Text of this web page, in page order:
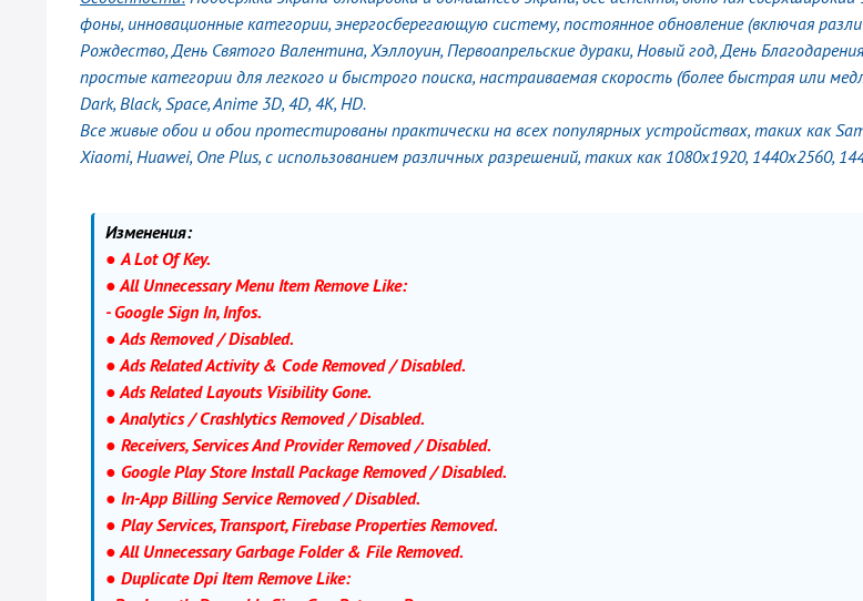
фоны, инновационные категории, энергосберегающую систему, постоянное обновление (включая
Рождество, День Святого Валентина, Хэллоуин, Первоапрельские дураки, Новый год, День
простые категории для легкого и быстрого поиска, настраиваемая скорость (более быстрая или
Dark, Black, Space, Anime 3D, 4D, 4K, HD.
Все живые обои и обои протестированы практически на всех популярных устройствах, таких как
Xiaomi, Huawei, One Plus, с использованием различных разрешений, таких как 1080x1920, 1440x2560,
Изменения:
● A Lot Of Key.
● All Unnecessary Menu Item Remove Like:
- Google Sign In, Infos.
● Ads Removed / Disabled.
● Ads Related Activity & Code Removed / Disabled.
● Ads Related Layouts Visibility Gone.
● Analytics / Crashlytics Removed / Disabled.
● Receivers, Services And Provider Removed / Disabled.
● Google Play Store Install Package Removed / Disabled.
● In-App Billing Service Removed / Disabled.
● Play Services, Transport, Firebase Properties Removed.
● All Unnecessary Garbage Folder & File Removed.
● Duplicate Dpi Item Remove Like: